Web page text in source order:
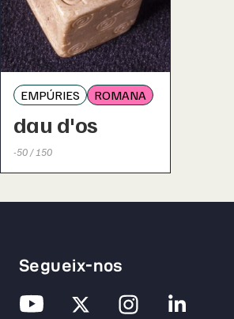
EMPÚRIES ROMANA
dau d'os
-50 / 150
Segueix-nos